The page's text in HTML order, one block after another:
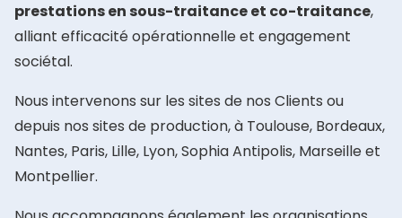
prestations en sous-traitance et co-traitance,
alliant efficacité opérationnelle et engagement
sociétal.
Nous intervenons sur les sites de nos Clients ou
depuis nos sites de production, à Toulouse, Bordeaux,
Nantes, Paris, Lille, Lyon, Sophia Antipolis, Marseille et
Montpellier.